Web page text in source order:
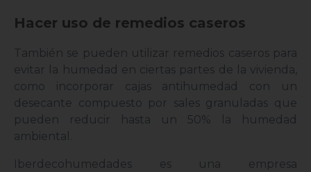
Hacer uso de remedios caseros
También se pueden utilizar remedios caseros para
evitar la humedad en ciertas partes de la vivienda,
como incorporar cajas antihumedad con un
desecante compuesto por sales granuladas que
pueden reducir hasta un 50% la humedad
ambiental.
Iberdecohumedades es una empresa